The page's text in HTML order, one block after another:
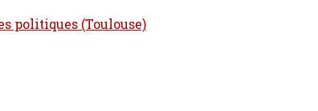
politiques (Toulouse)